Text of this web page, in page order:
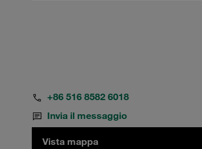
+86 516 8582 6018
Invia il messaggio
Vista mappa